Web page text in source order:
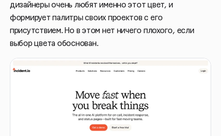
дизайнеры очень любят именно этот цвет, и
формирует палитры своих проектов с его
присутствием. Но в этом нет ничего плохого, если
выбор цвета обоснован.